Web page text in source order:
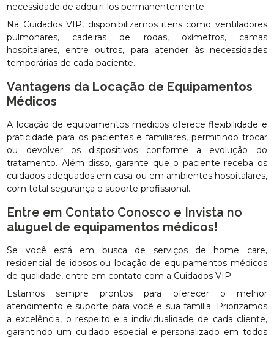
necessidade de adquiri-los permanentemente.
Na Cuidados VIP, disponibilizamos itens como ventiladores
pulmonares, cadeiras de rodas, oxímetros, camas
hospitalares, entre outros, para atender às necessidades
temporárias de cada paciente.
Vantagens da Locação de Equipamentos
Médicos
A locação de equipamentos médicos oferece flexibilidade e
praticidade para os pacientes e familiares, permitindo trocar
ou devolver os dispositivos conforme a evolução do
tratamento. Além disso, garante que o paciente receba os
cuidados adequados em casa ou em ambientes hospitalares,
com total segurança e suporte profissional.
Entre em Contato Conosco e Invista no
aluguel de equipamentos médicos!
Se você está em busca de serviços de home care,
residencial de idosos ou locação de equipamentos médicos
de qualidade, entre em contato com a Cuidados VIP.
Estamos sempre prontos para oferecer o melhor
atendimento e suporte para você e sua família. Priorizamos
a excelência, o respeito e a individualidade de cada cliente,
garantindo um cuidado especial e personalizado em todos